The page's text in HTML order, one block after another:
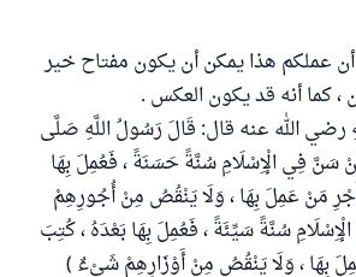
عملكم هذا يمكن أن يكون مفتاح خير
، كما أنه قد يكون العكس .
رضي الله عنه قال: قَالَ رَسُولُ اللَّهِ صَلَّى
سَنَّ فِي الْإِسْلَامِ سُنَّةً حَسَنَةً ، فَعُمِلَ بِهَا
مَنْ عَمِلَ بِهَا ، وَلَا يَنْقُصُ مِنْ أُجُورِهِمْ
سُنَّةً سَيِّئَةً ، فَعُمِلَ بِهَا بَعْدَهُ ، كُتِبَ
بِهَا ، وَلَا يَنْقُصُ مِنْ أَوْزَارِهِمْ شَيْءٌ )